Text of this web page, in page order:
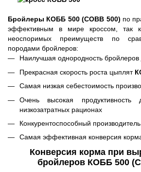
Бройлеры КОББ 500 (COBB 500) по
эффективным в мире кроссом, так
неоспоримых преимуществ по
породами бройлеров:
Наилучшая однородность бройлеров
Прекрасная скорость роста цыплят
Самая низкая себестоимость
Очень высокая продуктивность
низкозатратных рационах
Конкурентоспособный производитель
Самая эффективная конверсия
Конверсия корма при
бройлеров КОББ 500